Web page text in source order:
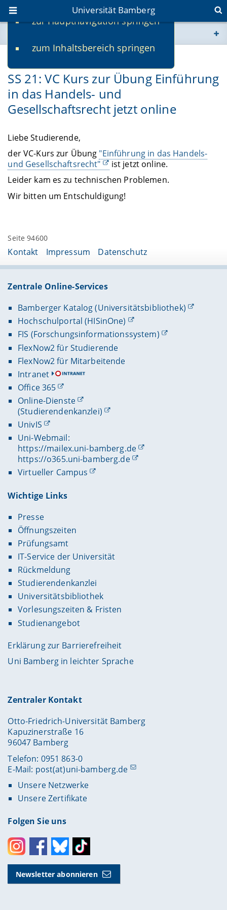
zur Hauptnavigation springen
zum Inhaltsbereich springen
Universität Bamberg
www.uni-bamberg.de
univis.uni-bamberg.de
fis.uni-bamberg.de
SS 21: VC Kurs zur Übung Einführung
in das Handels- und
Gesellschaftsrecht jetzt online
Liebe Studierende,
der VC-Kurs zur Übung "Einführung in das Handels-
und Gesellschaftsrecht"
ist jetzt online.
Leider kam es zu technischen Problemen.
Wir bitten um Entschuldigung!
Seite 94600
Kontakt Impressum Datenschutz
Zentrale Online-Services
Bamberger Katalog (Universitätsbibliothek)
Hochschulportal (HISinOne)
FIS (Forschungsinformationssystem)
FlexNow2 für Studierende
FlexNow2 für Mitarbeitende
Intranet
Office 365
Online-Dienste
(Studierendenkanzlei)
UnivIS
Uni-Webmail:
https://mailex.uni-bamberg.de
https://o365.uni-bamberg.de
Virtueller Campus
Wichtige Links
Presse
Öffnungszeiten
Prüfungsamt
IT-Service der Universität
Rückmeldung
Studierendenkanzlei
Universitätsbibliothek
Vorlesungszeiten & Fristen
Studienangebot
Erklärung zur Barrierefreiheit
Uni Bamberg in leichter Sprache
Zentraler Kontakt
Otto-Friedrich-Universität Bamberg
Kapuzinerstraße 16
96047 Bamberg
Telefon: 0951 863-0
E-Mail: post(at)uni-bamberg.de
Unsere Netzwerke
Unsere Zertifikate
Folgen Sie uns
InstagramFacebookBlueskyToktok
Newsletter abonnieren